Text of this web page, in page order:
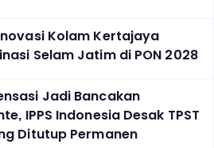
Kolam Kertajaya
Selam Jatim di PON 2028
Jadi Bancakan
IPPS Indonesia Desak TPST
Ditutup Permanen